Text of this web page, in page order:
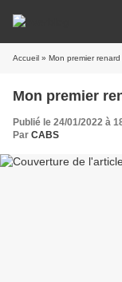
Accueil » Mon premier renard
Mon premier
Publié le 24/01/2022 à
Par CABS